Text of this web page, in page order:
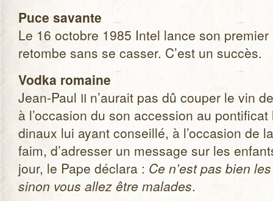
Puce savante
Le 16 octobre 1985 Intel lance son
retombe sans se cas­ser. C’est un succès.
Vodka romaine
Jean-Paul II n’aurait pas dû cou­per le vin
à l’occasion du son acces­sion au
di­naux lui ayant conseillé, à l’occasion de
faim, d’adresser un mes­sage sur les
jour, le Pape déclara : Ce n’est pas bien
sinon vous allez être malades.